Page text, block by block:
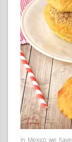
In Mexico we